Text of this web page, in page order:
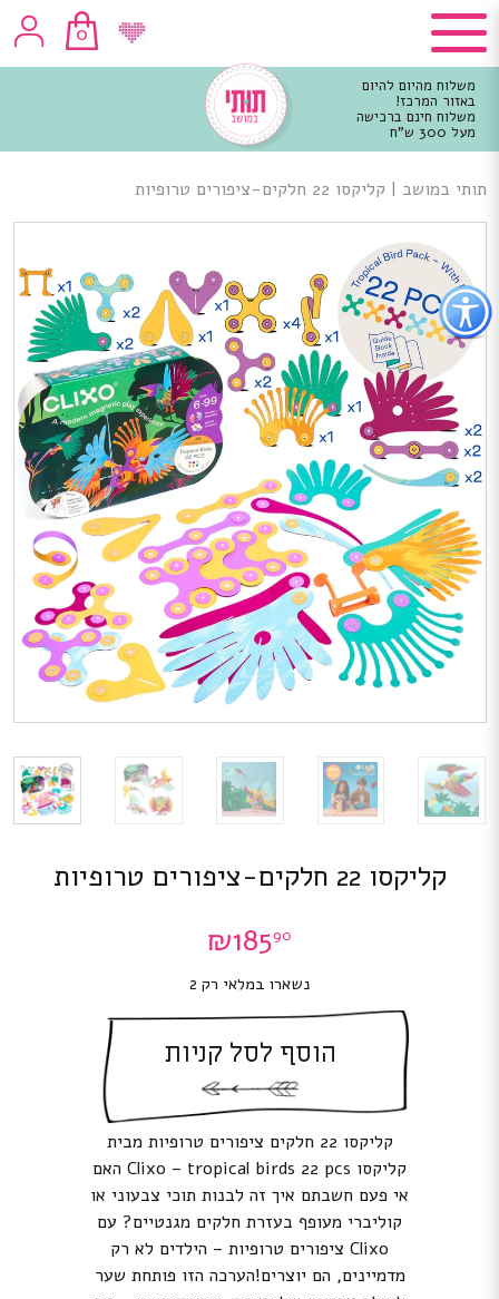
כפתור
לפתיחת
תפריט
נגישות
0
משלוח מהיום להיום
באזור המרכז!
משלוח חינם ברכישה
מעל 300 ש"ח
מרכזי
תותי במושב | קליקסו 22 חלקים-ציפורים טרופיות
קליקסו 22 חלקים-ציפורים טרופיות
₪18590
נשארו במלאי רק 2
הוסף לסל קניות
קליקסו 22 חלקים ציפורים טרופיות מבית
קליקסו Clixo – tropical birds 22 pcs האם
אי פעם חשבתם איך זה לבנות תוכי צבעוני או
קוליברי מעופף בעזרת חלקים מגנטיים? עם
Clixo ציפורים טרופיות – הילדים לא רק
מדמיינים, הם יוצרים!הערכה הזו פותחת שער